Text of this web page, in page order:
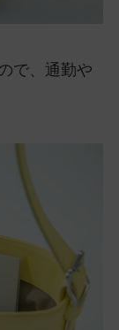
で、通勤や